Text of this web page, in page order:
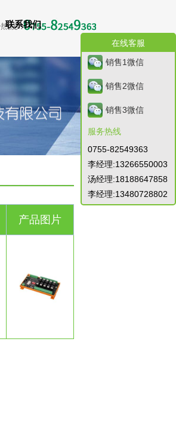
联系我们
产品图片
在线客服
销售1微信
销售2微信
销售3微信
服务热线
0755-82549363
李经理:13266550003
汤经理:18188647858
李经理:13480728802